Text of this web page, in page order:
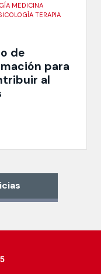
MEDICINA
TERAPIA
de
para
al